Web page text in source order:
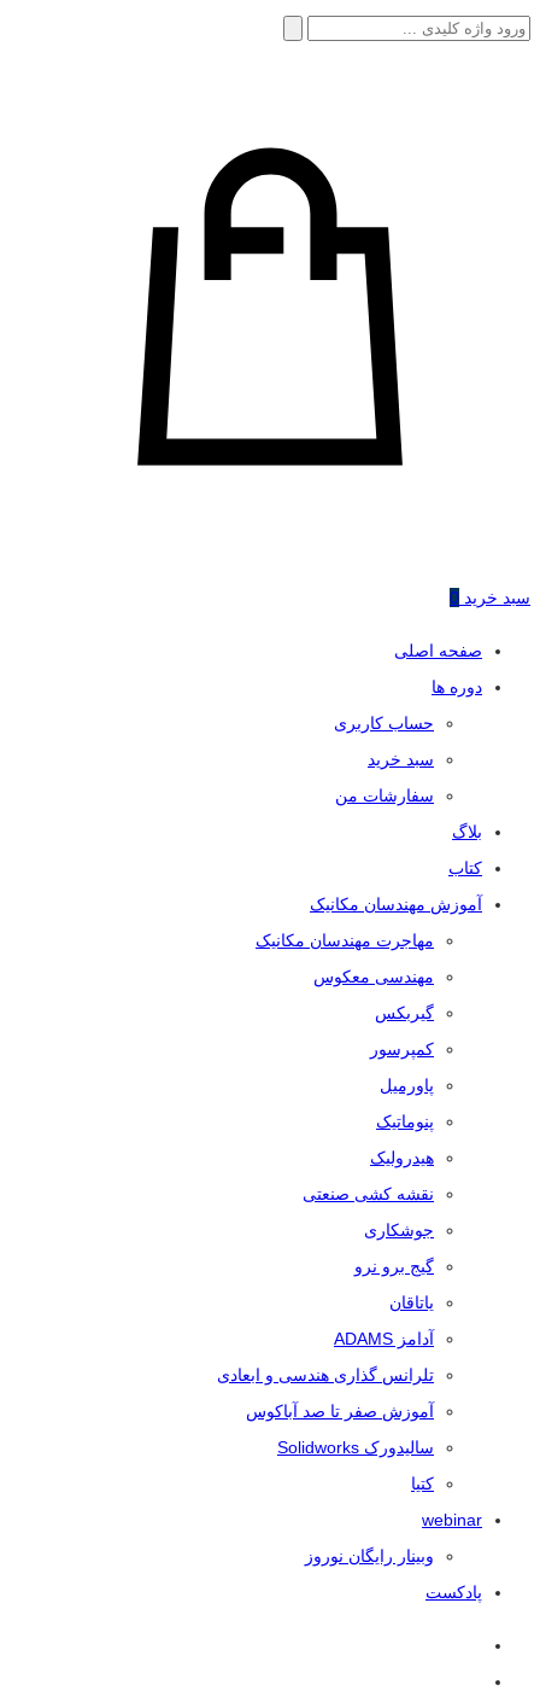
جستجو
سبد خرید 0
صفحه اصلی
دوره ها
حساب کاربری
سبد خرید
سفارشات من
بلاگ
کتاب
آموزش مهندسان مکانیک
مهاجرت مهندسان مکانیک
مهندسی معکوس
گیربکس
کمپرسور
پاورمیل
پنوماتیک
هیدرولیک
نقشه کشی صنعتی
جوشکاری
گیج برو نرو
یاتاقان
آدامز ADAMS
تلرانس‌ گذاری هندسی و ابعادی
آموزش صفر تا صد آباکوس
سالیدورک Solidworks
کتیا
webinar
وبینار رایگان نوروز
پادکست